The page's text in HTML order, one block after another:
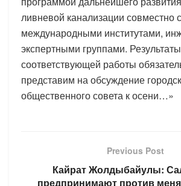
ливневой канализации совместно с
международными институтами,
экспертными группами. Результаты
соответствующей работы
представим на обсуждение
общественного совета к осени…»
Previous Post
Кайрат Жолдыбайулы:
предпринимают против